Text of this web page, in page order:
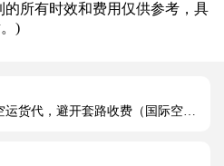
所有时效和费用仅供参考，具
)
跨境新手怎么筛选靠谱国际空运货代，避开套路收费（国际空运干货知识分享）